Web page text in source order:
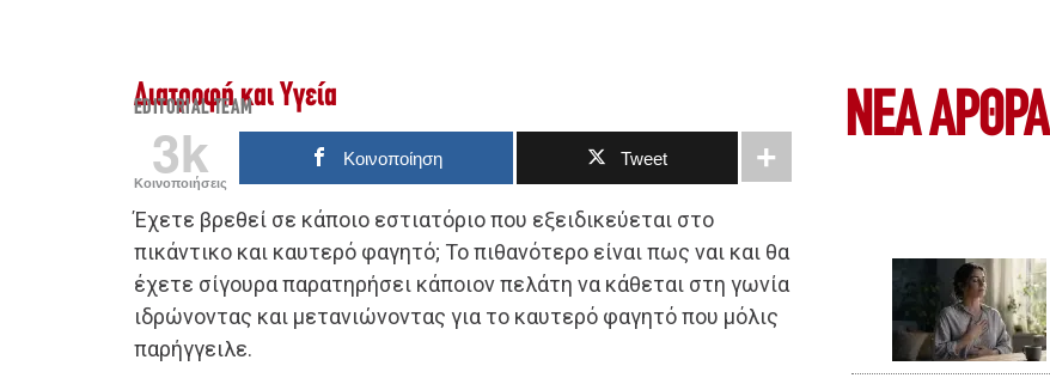
Διατροφή και Υγεία
EDITORIAL TEAM
3k
Κοινοποιήσεις
Κοινοποίηση Tweet
Έχετε βρεθεί σε κάποιο εστιατόριο που εξειδικεύεται στο
πικάντικο και καυτερό φαγητό; Το πιθανότερο είναι πως ναι και θα
έχετε σίγουρα παρατηρήσει κάποιον πελάτη να κάθεται στη γωνία
ιδρώνοντας και μετανιώνοντας για το καυτερό φαγητό που μόλις
παρήγγειλε.
ΝΕΑ ΆΡΘΡΑ